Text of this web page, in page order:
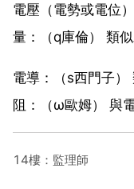
電壓（電勢或電位
量：（q庫倫） 類似
電導：（s西門子）
阻：（ω歐姆） 與
14樓：監理師